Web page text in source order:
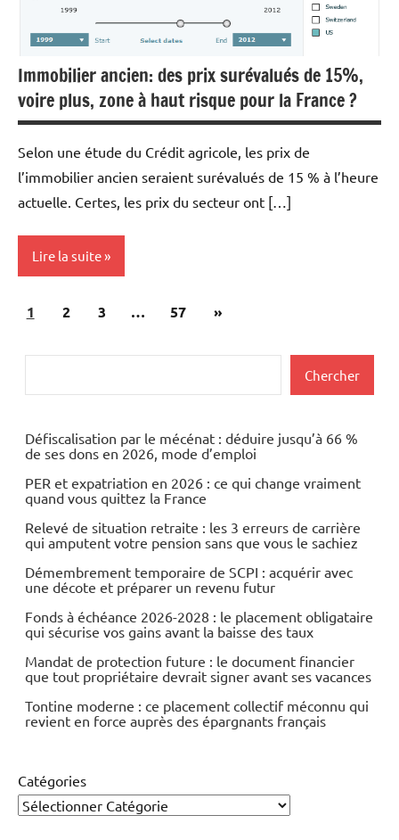
Immobilier ancien: des prix surévalués de 15%,
voire plus, zone à haut risque pour la France ?
Selon une étude du Crédit agricole, les prix de
l’immobilier ancien seraient surévalués de 15 % à l’heure
actuelle. Certes, les prix du secteur ont […]
Lire la suite
Actualités
Banques/Assurances
Economie
Indicateurs
Pagination
publications
1 2 3 … 57
Articles
»
Chercher
Défiscalisation par le mécénat : déduire jusqu’à 66 %
de ses dons en 2026, mode d’emploi
PER et expatriation en 2026 : ce qui change vraiment
quand vous quittez la France
Relevé de situation retraite : les 3 erreurs de carrière
qui amputent votre pension sans que vous le sachiez
Démembrement temporaire de SCPI : acquérir avec
une décote et préparer un revenu futur
Fonds à échéance 2026-2028 : le placement obligataire
qui sécurise vos gains avant la baisse des taux
Mandat de protection future : le document financier
que tout propriétaire devrait signer avant ses vacances
Tontine moderne : ce placement collectif méconnu qui
revient en force auprès des épargnants français
Catégories